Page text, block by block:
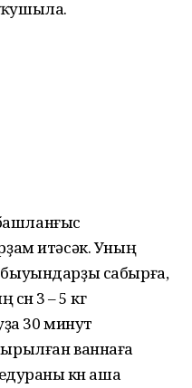
итәсәк. Уның
сабырға,
3 – 5 кг
30 минут
ваннаға
көн аша